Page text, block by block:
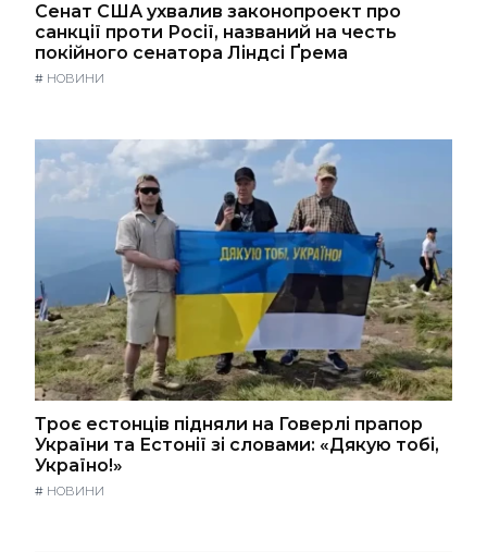
Сенат США ухвалив законопроект про
санкції проти Росії, названий на честь
покійного сенатора Ліндсі Ґрема
# НОВИНИ
Троє естонців підняли на Говерлі прапор
України та Естонії зі словами: «Дякую тобі,
Україно!»
# НОВИНИ